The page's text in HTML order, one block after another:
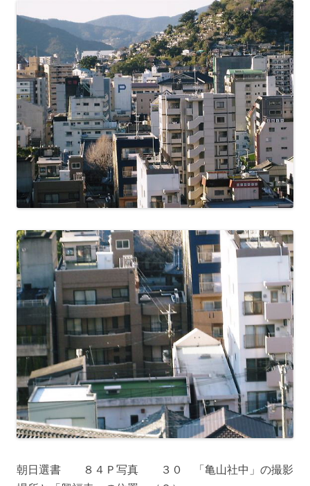
朝日選書 ８４Ｐ写真 ３０ 「亀山社中」の撮影